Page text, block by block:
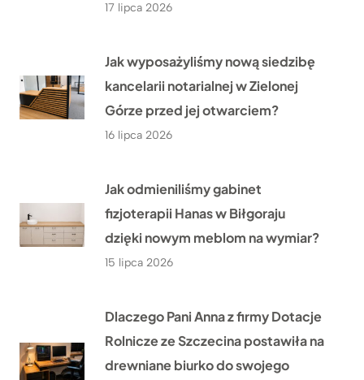
17 lipca 2026
Jak wyposażyliśmy nową siedzibę
kancelarii notarialnej w Zielonej
Górze przed jej otwarciem?
16 lipca 2026
Jak odmieniliśmy gabinet
fizjoterapii Hanas w Biłgoraju
dzięki nowym meblom na wymiar?
15 lipca 2026
Dlaczego Pani Anna z firmy Dotacje
Rolnicze ze Szczecina postawiła na
drewniane biurko do swojego